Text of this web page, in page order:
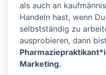
als auch an
Handeln hast, wenn
selbstständig zu
ausprobieren, dann
Marketing.